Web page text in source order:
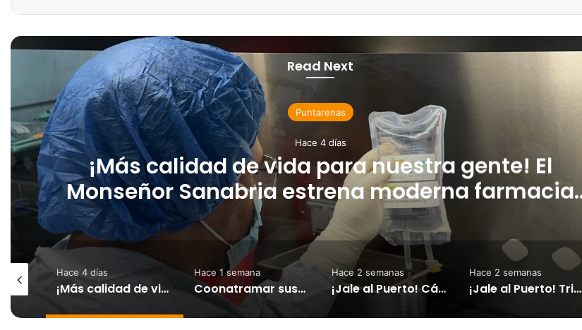
Read Next
Puntarenas
Hace 4 días
¡Más calidad de vida para nuestra gente! El
Monseñor Sanabria estrena moderna farmacia
especializada en cáncer
INCOP entrega a la Municipalidad de Puntarenas la restauración del Parque El Muellero tras inversión de más de ₡234 millones
Hace 4 días
¡Más calidad de vida para nuestra gente! El Monseñor Sanabria estrena moderna farmacia especializada en cáncer
Hace 1 semana
Coonatramar suspenderá temporalmente los servicios del ferry San Lucas II por daños asociados a la sedimentación
Hace 2 semanas
¡Jale al Puerto! Cámara de Turismo invita a disfrutar el triatlón y vivir un fin de semana diferente en Puntarenas
Hace 2 semanas
¡Jale al Puerto! Triatlón Paseo de los Turistas 2026 impulsará el turismo y la economía de Puntarenas este fin de semana